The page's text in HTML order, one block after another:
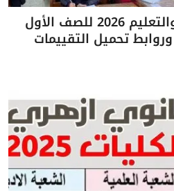
تقييمات وزارة التربية والتعليم 2026 للصف الأول
تحميل التقييمات